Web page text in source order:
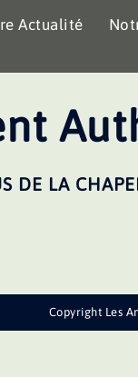
Actualité
DE LA
Copyright Les